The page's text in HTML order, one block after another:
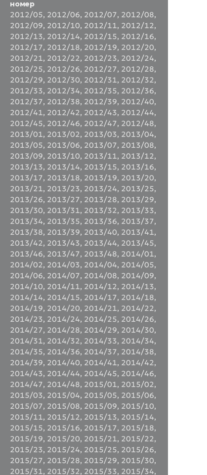
номер
2012/05, 2012/06, 2012/07, 2012/08,
2012/09, 2012/10, 2012/11, 2012/12,
2012/13, 2012/14, 2012/15, 2012/16,
2012/17, 2012/18, 2012/19, 2012/20,
2012/21, 2012/22, 2012/23, 2012/24,
2012/25, 2012/26, 2012/27, 2012/28,
2012/29, 2012/30, 2012/31, 2012/32,
2012/33, 2012/34, 2012/35, 2012/36,
2012/37, 2012/38, 2012/39, 2012/40,
2012/41, 2012/42, 2012/43, 2012/44,
2012/45, 2012/46, 2012/47, 2012/48,
2013/01, 2013/02, 2013/03, 2013/04,
2013/05, 2013/06, 2013/07, 2013/08,
2013/09, 2013/10, 2013/11, 2013/12,
2013/13, 2013/14, 2013/15, 2013/16,
2013/17, 2013/18, 2013/19, 2013/20,
2013/21, 2013/23, 2013/24, 2013/25,
2013/26, 2013/27, 2013/28, 2013/29,
2013/30, 2013/31, 2013/32, 2013/33,
2013/34, 2013/35, 2013/36, 2013/37,
2013/38, 2013/39, 2013/40, 2013/41,
2013/42, 2013/43, 2013/44, 2013/45,
2013/46, 2013/47, 2013/48, 2014/01,
2014/02, 2014/03, 2014/04, 2014/05,
2014/06, 2014/07, 2014/08, 2014/09,
2014/10, 2014/11, 2014/12, 2014/13,
2014/14, 2014/15, 2014/17, 2014/18,
2014/19, 2014/20, 2014/21, 2014/22,
2014/23, 2014/24, 2014/25, 2014/26,
2014/27, 2014/28, 2014/29, 2014/30,
2014/31, 2014/32, 2014/33, 2014/34,
2014/35, 2014/36, 2014/37, 2014/38,
2014/39, 2014/40, 2014/41, 2014/42,
2014/43, 2014/44, 2014/45, 2014/46,
2014/47, 2014/48, 2015/01, 2015/02,
2015/03, 2015/04, 2015/05, 2015/06,
2015/07, 2015/08, 2015/09, 2015/10,
2015/11, 2015/12, 2015/13, 2015/14,
2015/15, 2015/16, 2015/17, 2015/18,
2015/19, 2015/20, 2015/21, 2015/22,
2015/23, 2015/24, 2015/25, 2015/26,
2015/27, 2015/28, 2015/29, 2015/30,
2015/31, 2015/32, 2015/33, 2015/34,